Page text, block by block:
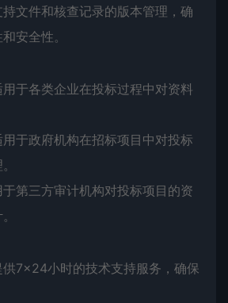
文件和核查记录的版本管理，确
安全性。
于各类企业在投标过程中对资料
于政府机构在招标项目中对投标
第三方审计机构对投标项目的资
7×24小时的技术支持服务，确保